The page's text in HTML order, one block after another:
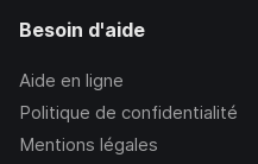
Besoin d'aide
Aide en ligne
Politique de confidentialité
Mentions légales